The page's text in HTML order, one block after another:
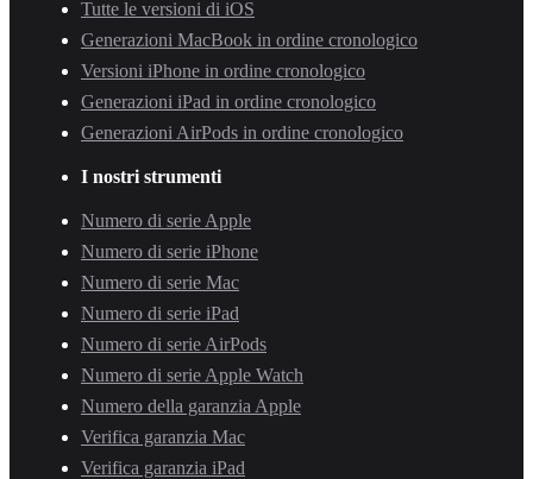
Tutte le versioni di iOS
Generazioni MacBook in ordine cronologico
Versioni iPhone in ordine cronologico
Generazioni iPad in ordine cronologico
Generazioni AirPods in ordine cronologico
I nostri strumenti
Numero di serie Apple
Numero di serie iPhone
Numero di serie Mac
Numero di serie iPad
Numero di serie AirPods
Numero di serie Apple Watch
Numero della garanzia Apple
Verifica garanzia Mac
Verifica garanzia iPad